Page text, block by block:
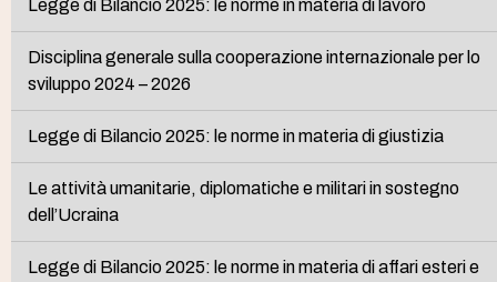
Legge di Bilancio 2025: le norme in materia di lavoro
Disciplina generale sulla cooperazione internazionale per lo
sviluppo 2024 – 2026
Legge di Bilancio 2025: le norme in materia di giustizia
Le attività umanitarie, diplomatiche e militari in sostegno
dell’Ucraina
Legge di Bilancio 2025: le norme in materia di affari esteri e